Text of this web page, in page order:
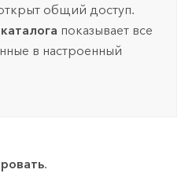
общий доступ.
показывает все
в настроенный
.